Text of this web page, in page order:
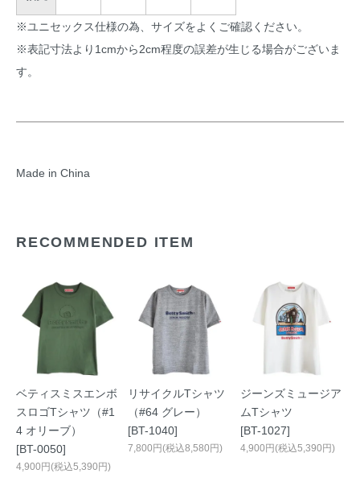
※ユニセックス仕様の為、サイズをよくご確認ください。
※表記寸法より1cmから2cm程度の誤差が生じる場合がございま
す。
Made in China
RECOMMENDED ITEM
ベティスミスエンボ
スロゴTシャツ（#1
4 オリーブ）
[BT-0050]
4,900円(税込5,390円)
リサイクルTシャツ
（#64 グレー）
[BT-1040]
7,800円(税込8,580円)
ジーンズミュージア
ムTシャツ
[BT-1027]
4,900円(税込5,390円)